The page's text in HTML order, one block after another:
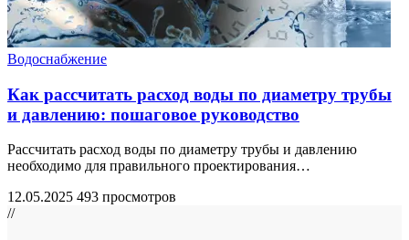
Водоснабжение
Как рассчитать расход воды по диаметру трубы
и давлению: пошаговое руководство
Рассчитать расход воды по диаметру трубы и давлению
необходимо для правильного проектирования…
12.05.2025 493 просмотров
//